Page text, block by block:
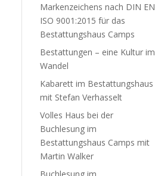
Markenzeichens nach DIN EN
ISO 9001:2015 für das
Bestattungshaus Camps
Bestattungen – eine Kultur im
Wandel
Kabarett im Bestattungshaus
mit Stefan Verhasselt
Volles Haus bei der
Buchlesung im
Bestattungshaus Camps mit
Martin Walker
Buchlesung im